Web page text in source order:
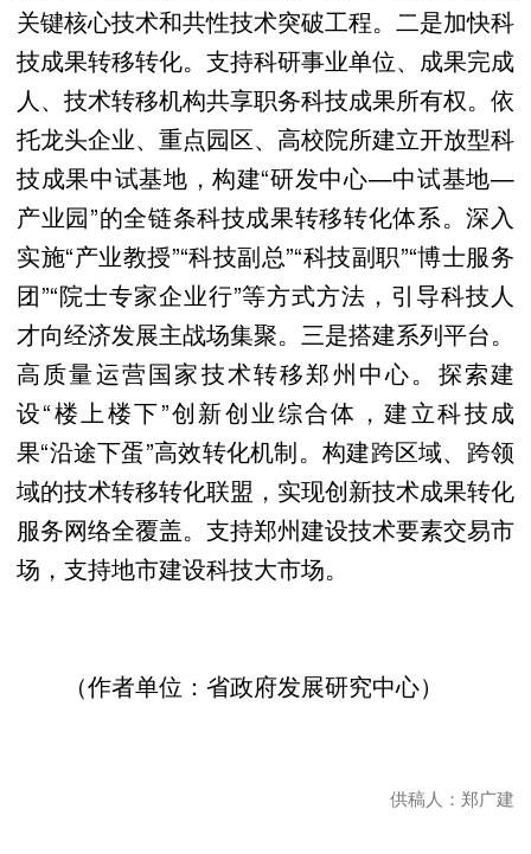
关键核心技术和共性技术突破工程。二是加快科
技成果转移转化。支持科研事业单位、成果完成
人、技术转移机构共享职务科技成果所有权。依
托龙头企业、重点园区、高校院所建立开放型科
技成果中试基地，构建“研发中心—中试基地—
产业园”的全链条科技成果转移转化体系。深入
实施“产业教授”“科技副总”“科技副职”“博士服务
团”“院士专家企业行”等方式方法，引导科技人
才向经济发展主战场集聚。三是搭建系列平台。
高质量运营国家技术转移郑州中心。探索建
设“楼上楼下”创新创业综合体，建立科技成
果“沿途下蛋”高效转化机制。构建跨区域、跨领
域的技术转移转化联盟，实现创新技术成果转化
服务网络全覆盖。支持郑州建设技术要素交易市
场，支持地市建设科技大市场。
（作者单位：省政府发展研究中心）
供稿人：郑广建